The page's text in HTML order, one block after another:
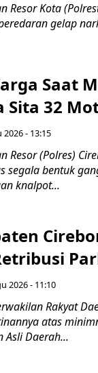
Resor Kota
gelap
Saat
Sita 32
2026 - 13:15
Resor (Polres)
segala bentuk
knalpot...
2026 - 11:10
Rakyat
atas
Asli Daerah...